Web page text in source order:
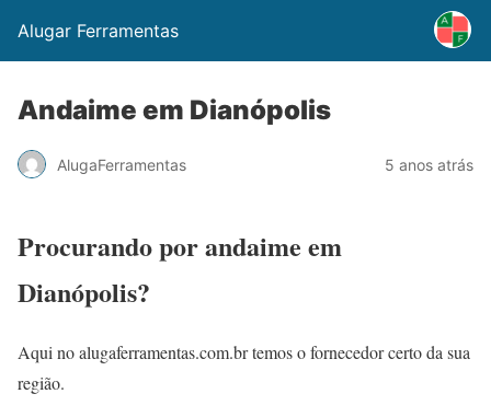
Alugar Ferramentas
Andaime em Dianópolis
AlugaFerramentas 5 anos atrás
Procurando por andaime em
Dianópolis?
Aqui no alugaferramentas.com.br temos o fornecedor certo da sua
região.